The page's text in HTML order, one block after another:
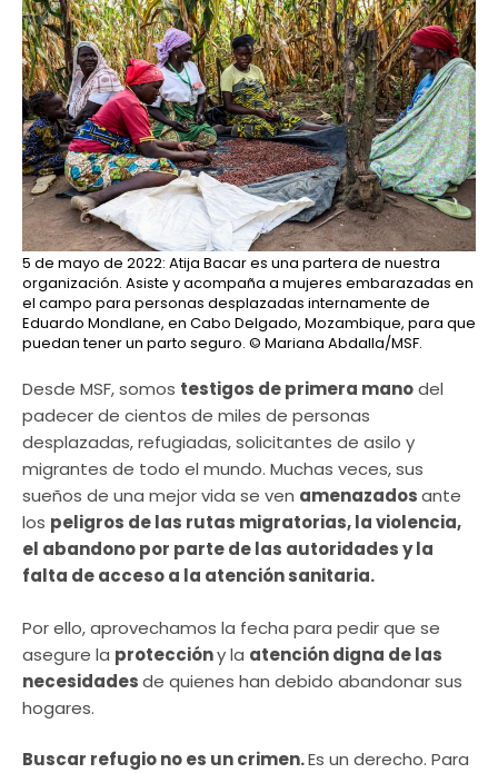
5 de mayo de 2022: Atija Bacar es una partera de nuestra
organización. Asiste y acompaña a mujeres embarazadas en
el campo para personas desplazadas internamente de
Eduardo Mondlane, en Cabo Delgado, Mozambique, para que
puedan tener un parto seguro. © Mariana Abdalla/MSF.
Desde MSF, somos testigos de primera manodel
padecer de cientos de miles de personas
desplazadas, refugiadas, solicitantes de asilo y
migrantes de todo el mundo. Muchas veces, sus
sueños de una mejor vida se ven amenazadosante
los peligros de las rutas migratorias, la violencia,
el abandono por parte de las autoridades y la
falta de acceso a la atención sanitaria.
Por ello, aprovechamos la fecha para pedir que se
asegure la proteccióny la atención digna de las
necesidadesde quienes han debido abandonar sus
hogares.
Buscar refugio no es un crimen.Es un derecho. Para